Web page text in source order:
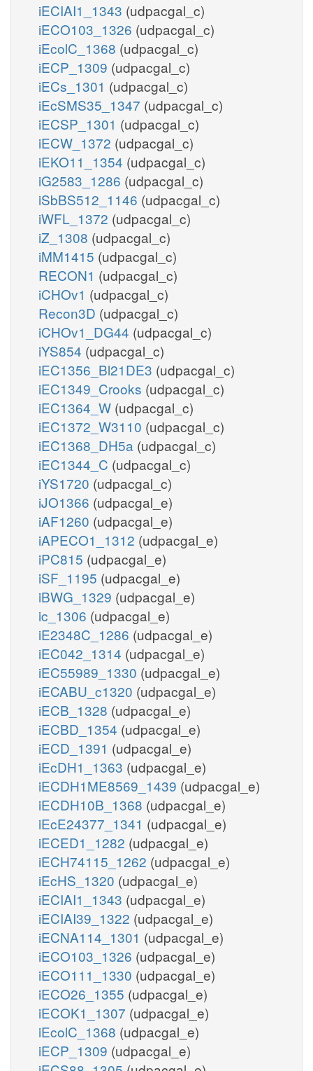
iECIAI1_1343 (udpacgal_c)
iECO103_1326 (udpacgal_c)
iEcolC_1368 (udpacgal_c)
iECP_1309 (udpacgal_c)
iECs_1301 (udpacgal_c)
iEcSMS35_1347 (udpacgal_c)
iECSP_1301 (udpacgal_c)
iECW_1372 (udpacgal_c)
iEKO11_1354 (udpacgal_c)
iG2583_1286 (udpacgal_c)
iSbBS512_1146 (udpacgal_c)
iWFL_1372 (udpacgal_c)
iZ_1308 (udpacgal_c)
iMM1415 (udpacgal_c)
RECON1 (udpacgal_c)
iCHOv1 (udpacgal_c)
Recon3D (udpacgal_c)
iCHOv1_DG44 (udpacgal_c)
iYS854 (udpacgal_c)
iEC1356_Bl21DE3 (udpacgal_c)
iEC1349_Crooks (udpacgal_c)
iEC1364_W (udpacgal_c)
iEC1372_W3110 (udpacgal_c)
iEC1368_DH5a (udpacgal_c)
iEC1344_C (udpacgal_c)
iYS1720 (udpacgal_c)
iJO1366 (udpacgal_e)
iAF1260 (udpacgal_e)
iAPECO1_1312 (udpacgal_e)
iPC815 (udpacgal_e)
iSF_1195 (udpacgal_e)
iBWG_1329 (udpacgal_e)
ic_1306 (udpacgal_e)
iE2348C_1286 (udpacgal_e)
iEC042_1314 (udpacgal_e)
iEC55989_1330 (udpacgal_e)
iECABU_c1320 (udpacgal_e)
iECB_1328 (udpacgal_e)
iECBD_1354 (udpacgal_e)
iECD_1391 (udpacgal_e)
iEcDH1_1363 (udpacgal_e)
iECDH1ME8569_1439 (udpacgal_e)
iECDH10B_1368 (udpacgal_e)
iEcE24377_1341 (udpacgal_e)
iECED1_1282 (udpacgal_e)
iECH74115_1262 (udpacgal_e)
iEcHS_1320 (udpacgal_e)
iECIAI1_1343 (udpacgal_e)
iECIAI39_1322 (udpacgal_e)
iECNA114_1301 (udpacgal_e)
iECO103_1326 (udpacgal_e)
iECO111_1330 (udpacgal_e)
iECO26_1355 (udpacgal_e)
iECOK1_1307 (udpacgal_e)
iEcolC_1368 (udpacgal_e)
iECP_1309 (udpacgal_e)